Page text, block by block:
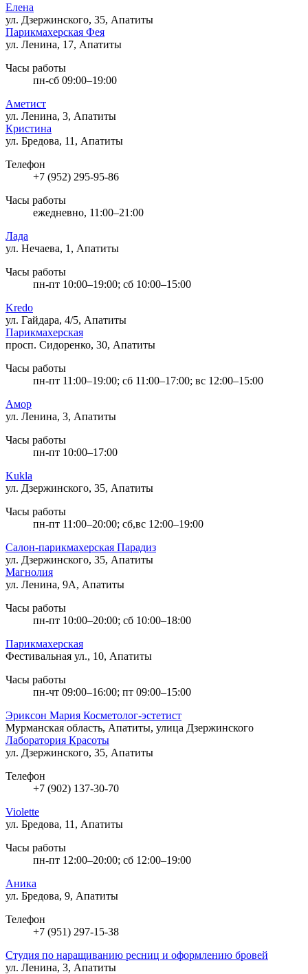
Елена
ул. Дзержинского, 35, Апатиты
Парикмахерская Фея
ул. Ленина, 17, Апатиты
Часы работы
пн-сб 09:00–19:00
Аметист
ул. Ленина, 3, Апатиты
Кристина
ул. Бредова, 11, Апатиты
Телефон
+7 (952) 295-95-86
Часы работы
ежедневно, 11:00–21:00
Лада
ул. Нечаева, 1, Апатиты
Часы работы
пн-пт 10:00–19:00; сб 10:00–15:00
Kredo
ул. Гайдара, 4/5, Апатиты
Парикмахерская
просп. Сидоренко, 30, Апатиты
Часы работы
пн-пт 11:00–19:00; сб 11:00–17:00; вс 12:00–15:00
Амор
ул. Ленина, 3, Апатиты
Часы работы
пн-пт 10:00–17:00
Kukla
ул. Дзержинского, 35, Апатиты
Часы работы
пн-пт 11:00–20:00; сб,вс 12:00–19:00
Салон-парикмахерская Парадиз
ул. Дзержинского, 35, Апатиты
Магнолия
ул. Ленина, 9А, Апатиты
Часы работы
пн-пт 10:00–20:00; сб 10:00–18:00
Парикмахерская
Фестивальная ул., 10, Апатиты
Часы работы
пн-чт 09:00–16:00; пт 09:00–15:00
Эриксон Мария Косметолог-эстетист
Мурманская область, Апатиты, улица Дзержинского
Лаборатория Красоты
ул. Дзержинского, 35, Апатиты
Телефон
+7 (902) 137-30-70
Violette
ул. Бредова, 11, Апатиты
Часы работы
пн-пт 12:00–20:00; сб 12:00–19:00
Аника
ул. Бредова, 9, Апатиты
Телефон
+7 (951) 297-15-38
Студия по наращиванию ресниц и оформлению бровей
ул. Ленина, 3, Апатиты